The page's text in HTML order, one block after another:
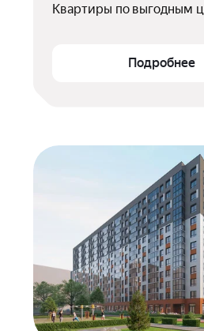
Квартиры по выгодным
Подробнее